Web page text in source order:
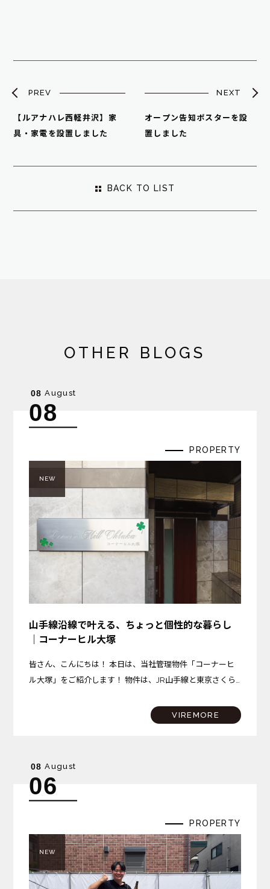
PREV
【ルアナハレ西軽井沢】家
具・家電を設置しました
NEXT
オープン告知ポスターを設
置しました
BACK TO LIST
OTHER BLOGS
08 August
08
PROPERTY
NEW
山手線沿線で叶える、ちょっと個性的な暮らし
｜コーナーヒル大塚
皆さん、こんにちは！ 本日は、当社管理物件「コーナーヒ
ル大塚」をご紹介します！ 物件は、JR山手線と東京さくら
位置しています。 大塚駅には商業施設「アトレヴィ大塚」
VIREMORE
08 August
06
PROPERTY
NEW